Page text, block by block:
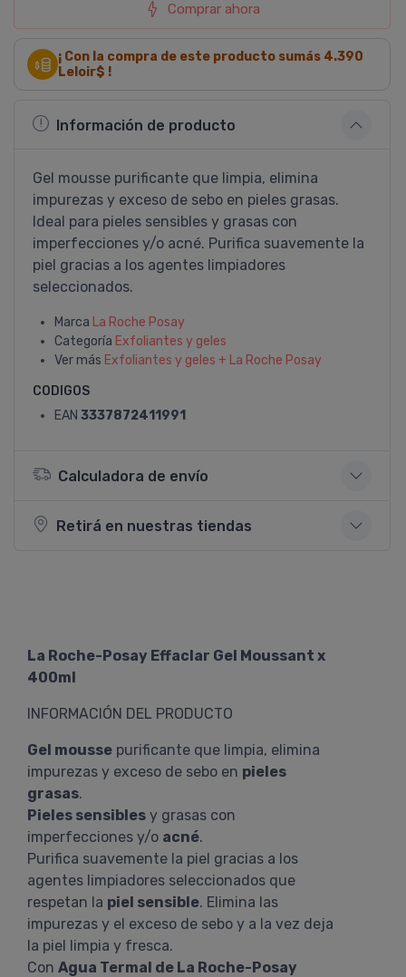
Comprar ahora
¡ Con la compra de este producto sumás 4.390
Leloir$ !
Información de producto
Gel mousse purificante que limpia, elimina
impurezas y exceso de sebo en pieles grasas.
Ideal para pieles sensibles y grasas con
imperfecciones y/o acné. Purifica suavemente la
piel gracias a los agentes limpiadores
seleccionados.
Marca La Roche Posay
Categoría Exfoliantes y geles
Ver más Exfoliantes y geles + La Roche Posay
CODIGOS
EAN 3337872411991
Calculadora de envío
Retirá en nuestras tiendas
La Roche-Posay Effaclar Gel Moussant x
400ml
INFORMACIÓN DEL PRODUCTO
Gel mousse purificante que limpia, elimina
impurezas y exceso de sebo en pieles
grasas.
Pieles sensibles y grasas con
imperfecciones y/o acné.
Purifica suavemente la piel gracias a los
agentes limpiadores seleccionados que
respetan la piel sensible. Elimina las
impurezas y el exceso de sebo y a la vez deja
la piel limpia y fresca.
Con Agua Termal de La Roche-Posay